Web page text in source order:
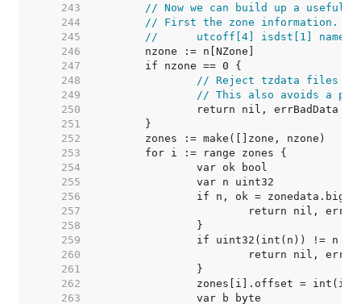
   243
// Now we can build up a useful
   244
// First the zone information.
   245
//	utcoff[4] isdst[1]
   246
   247
   248
// Reject tzdata files
   249
// This also avoids a
   250
   251
   252
   253
   254
   255
   256
   257
   258
   259
   260
   261
   262
   263